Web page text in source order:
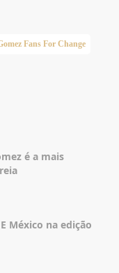
Fans For Change
é a mais
México na edição